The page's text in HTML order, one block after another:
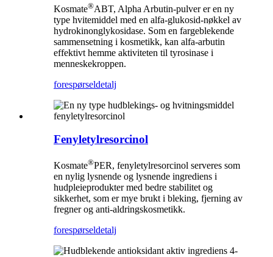
Kosmate®ABT, Alpha Arbutin-pulver er en ny
type hvitemiddel med en alfa-glukosid-nøkkel av
hydrokinonglykosidase. Som en fargeblekende
sammensetning i kosmetikk, kan alfa-arbutin
effektivt hemme aktiviteten til tyrosinase i
menneskekroppen.
forespørseldetalj
Fenyletylresorcinol
Kosmate®PER, fenyletylresorcinol serveres som
en nylig lysnende og lysnende ingrediens i
hudpleieprodukter med bedre stabilitet og
sikkerhet, som er mye brukt i bleking, fjerning av
fregner og anti-aldringskosmetikk.
forespørseldetalj